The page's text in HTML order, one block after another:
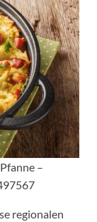
–
regionalen